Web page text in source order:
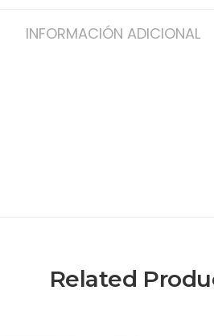
INFORMACIÓN ADICIONAL
Related